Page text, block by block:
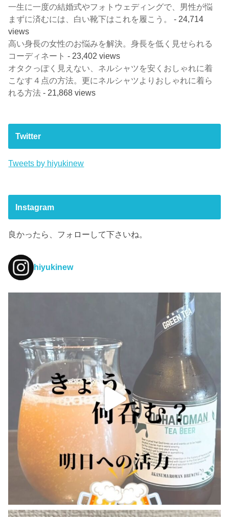
一生に一度の結婚式やフォトウェディングで、男性が悩
まずに済むには、白い靴下はこれを履こう。
- 24,714
views
高い身長の女性のお悩みを解決。身長を低く見せられる
コーディネート - 23,402 views
オタクっぽく見えない、ネルシャツを安くおしゃれに着
こなす４点の方法。更にネルシャツよりおしゃれに着ら
れる方法 - 21,868 views
Twitter
Tweets by hiyukinew
Instagram
良かったら、フォローして下さいね。
hiyukinew